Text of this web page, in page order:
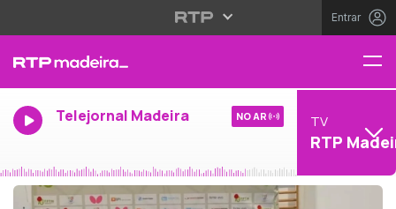
Entrar
Telejornal Madeira NO AR TV
RTP